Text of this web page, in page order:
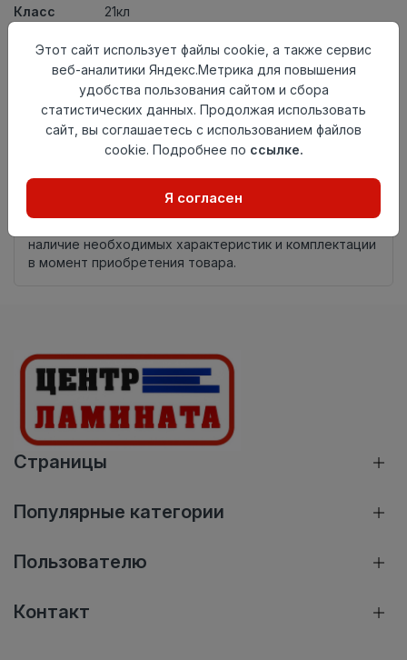
Класс
21кл
рулона
АктуальностьАктуален
ковролина
Страна
происхождения
Китай
Нет в наличии
Внимание! Внешний вид товара может отличаться от
наличие необходимых характеристик и комплектации
в момент приобретения товара.
Страницы
Популярные категории
Пользователю
Контакт
Этот сайт использует файлы cookie, а также сервис
веб-аналитики Яндекс.Метрика для повышения
удобства пользования сайтом и сбора
статистических данных. Продолжая использовать
сайт, вы соглашаетесь с использованием файлов
cookie. Подробнее по ссылке.
Я согласен